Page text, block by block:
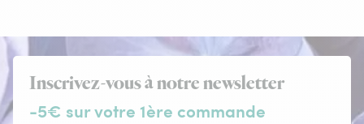
Inscrivez-vous à notre newsletter
-5€ sur votre 1ère commande